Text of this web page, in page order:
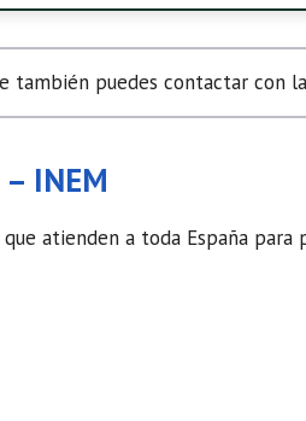
puedes contactar con
– INEM
atienden a toda España para